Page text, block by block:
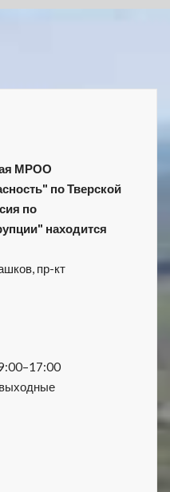
МРОО
по Тверской
по
находится
пр-кт